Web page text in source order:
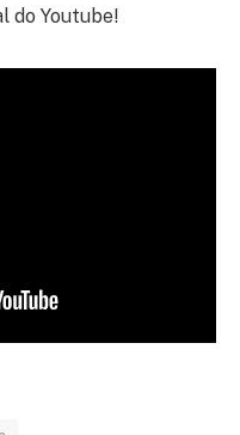
do Youtube!